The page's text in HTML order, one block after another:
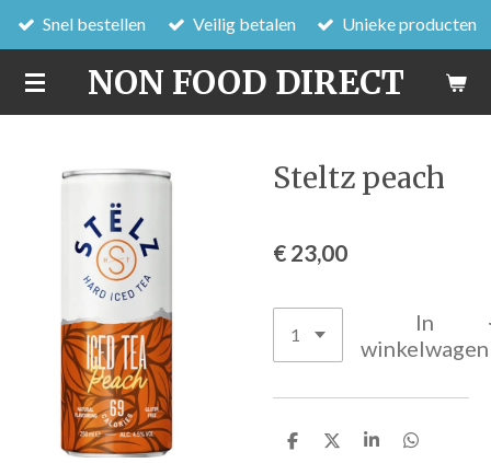
Ga
direct
naar
de
NON FOOD DIRECT
Snel bestellen Veilig betalen Unieke producten
Steltz peach
€ 23,00
In
winkelwagen
D
D
S
D